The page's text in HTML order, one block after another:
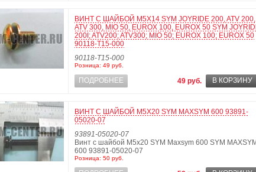
ВИНТ С ШАЙБОЙ М5Х14 SYM JOYRIDE 200, ATV 200,
ATV 300, MIO 50, EUROX 100, EUROX 50 SYM
200I; ATV200; ATV300; MIO 50; EUROX 100; EUROX 50
90118-T15-000
90118-T15-000
Розница: 49 руб.
ПОДРОБНЕЕ 49 руб. В КОРЗИНУ
ВИНТ С ШАЙБОЙ М5Х20 SYM MAXSYM 600 93891-
05020-07
93891-05020-07
Винт с шайбой М5х20 SYM Maxsym 600 SYM MAXSYM
600 93891-05020-07
Розница: 50 руб.